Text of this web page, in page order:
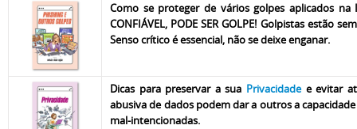
Como se proteger de vários golpes aplicados
CONFIÁVEL, PODE SER GOLPE! Golpistas estão
Senso crítico é essencial, não se deixe enganar.
Dicas para preservar a sua Privacidadee evitar
abusiva de dados podem dar a outros a
mal-intencionadas.